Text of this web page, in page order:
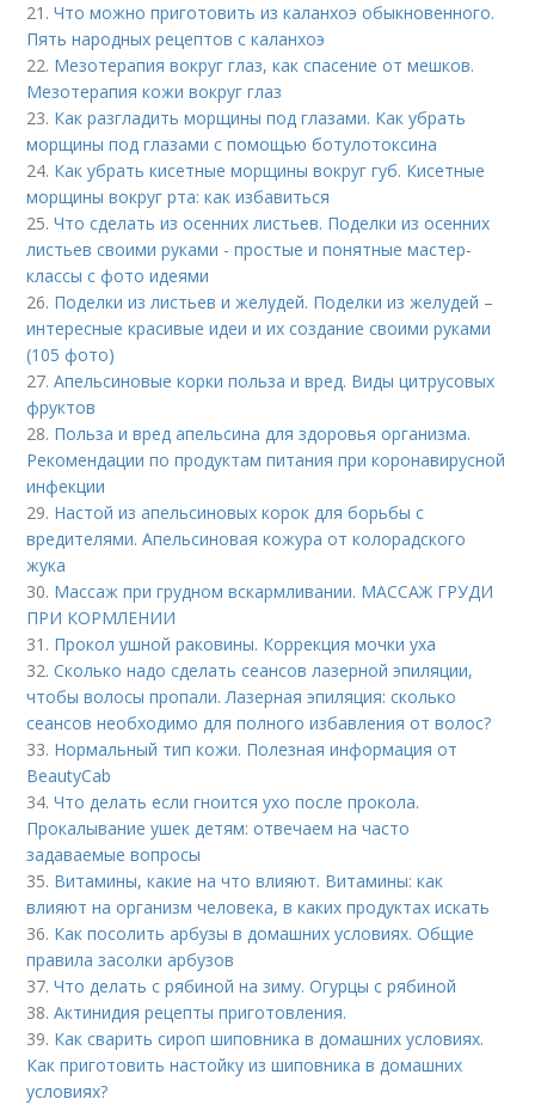
21.Что можно приготовить из каланхоэ обыкновенного.
Пять народных рецептов с каланхоэ
22. Мезотерапия вокруг глаз, как спасение от мешков.
Мезотерапия кожи вокруг глаз
23. Как разгладить морщины под глазами. Как убрать
морщины под глазами с помощью ботулотоксина
24. Как убрать кисетные морщины вокруг губ. Кисетные
морщины вокруг рта: как избавиться
25.Что сделать из осенних листьев. Поделки из осенних
листьев своими руками - простые и понятные мастер-
классы с фото идеями
26. Поделки из листьев и желудей. Поделки из желудей –
интересные красивые идеи и их создание своими руками
(105 фото)
27.Апельсиновые корки польза и вред. Виды цитрусовых
фруктов
28. Польза и вред апельсина для здоровья организма.
Рекомендации по продуктам питания при коронавирусной
инфекции
29. Настой из апельсиновых корок для борьбы с
вредителями. Апельсиновая кожура от колорадского
жука
30. Массаж при грудном вскармливании. МАССАЖ ГРУДИ
ПРИ КОРМЛЕНИИ
31. Прокол ушной раковины. Коррекция мочки уха
32.Сколько надо сделать сеансов лазерной эпиляции,
чтобы волосы пропали. Лазерная эпиляция: сколько
сеансов необходимо для полного избавления от волос?
33. Нормальный тип кожи. Полезная информация от
BeautyCab
34.Что делать если гноится ухо после прокола.
Прокалывание ушек детям: отвечаем на часто
задаваемые вопросы
35. Витамины, какие на что влияют. Витамины: как
влияют на организм человека, в каких продуктах искать
36. Как посолить арбузы в домашних условиях. Общие
правила засолки арбузов
37.Что делать с рябиной на зиму. Огурцы с рябиной
38.Актинидия рецепты приготовления.
39. Как сварить сироп шиповника в домашних условиях.
Как приготовить настойку из шиповника в домашних
условиях?